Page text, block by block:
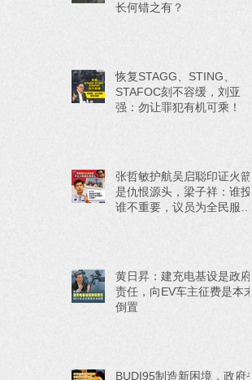
长何错之有？
恢复STAGG、STING、
STAFOC刻不容缓，刘亚
强：勿让罪犯有机可乘！
张哲敏护航吴启聪印证火箭
是仇恨源头，梁子祥：谁投
谁不重要，议员为全民服务
黄日昇：建充电基设是政府
责任，向EV车主征费是本末
倒置
BUDI95制造新困境，政府省